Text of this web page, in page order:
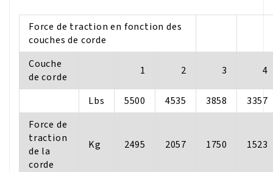
Force de traction en fonction des
couches de corde
Couche
de corde
1 2 3 4
Lbs 5500 4535 3858
3357
Force de
traction
de la
corde
Kg 2495 2057 1750 1523